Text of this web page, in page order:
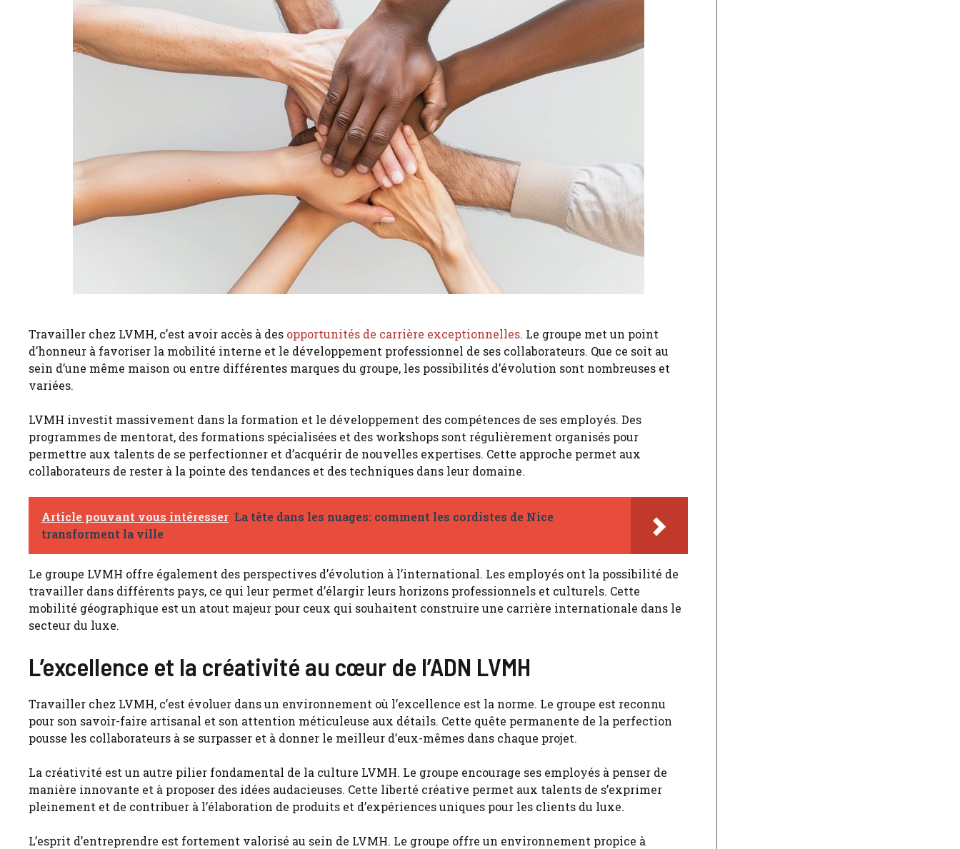
Travailler chez LVMH, c’est avoir accès à des opportunités de carrière exceptionnelles. Le groupe met un point
d’honneur à favoriser la mobilité interne et le développement professionnel de ses collaborateurs. Que ce soit au
sein d’une même maison ou entre différentes marques du groupe, les possibilités d’évolution sont nombreuses et
variées.
LVMH investit massivement dans la formation et le développement des compétences de ses employés. Des
programmes de mentorat, des formations spécialisées et des workshops sont régulièrement organisés pour
permettre aux talents de se perfectionner et d’acquérir de nouvelles expertises. Cette approche permet aux
collaborateurs de rester à la pointe des tendances et des techniques dans leur domaine.
Article pouvant vous intéresser La tête dans les nuages: comment les cordistes de Nice
transforment la ville
Le groupe LVMH offre également des perspectives d’évolution à l’international. Les employés ont la possibilité de
travailler dans différents pays, ce qui leur permet d’élargir leurs horizons professionnels et culturels. Cette
mobilité géographique est un atout majeur pour ceux qui souhaitent construire une carrière internationale dans le
secteur du luxe.
L’excellence et la créativité au cœur de l’ADN LVMH
Travailler chez LVMH, c’est évoluer dans un environnement où l’excellence est la norme. Le groupe est reconnu
pour son savoir-faire artisanal et son attention méticuleuse aux détails. Cette quête permanente de la perfection
pousse les collaborateurs à se surpasser et à donner le meilleur d’eux-mêmes dans chaque projet.
La créativité est un autre pilier fondamental de la culture LVMH. Le groupe encourage ses employés à penser de
manière innovante et à proposer des idées audacieuses. Cette liberté créative permet aux talents de s’exprimer
pleinement et de contribuer à l’élaboration de produits et d’expériences uniques pour les clients du luxe.
L’esprit d’entreprendre est fortement valorisé au sein de LVMH. Le groupe offre un environnement propice à